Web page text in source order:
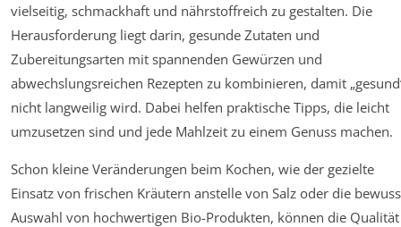
vielseitig, schmackhaft und nährstoffreich zu gestalten. Die
Herausforderung liegt darin, gesunde Zutaten und
Zubereitungsarten mit spannenden Gewürzen und
abwechslungsreichen Rezepten zu kombinieren, damit
nicht langweilig wird. Dabei helfen praktische Tipps, die leicht
umzusetzen sind und jede Mahlzeit zu einem Genuss machen.
Schon kleine Veränderungen beim Kochen, wie der gezielte
Einsatz von frischen Kräutern anstelle von Salz oder die
Auswahl von hochwertigen Bio-Produkten, können die Qualität